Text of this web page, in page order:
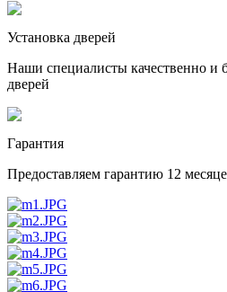
Установка дверей
Наши специалисты качественно и
дверей
Гарантия
Предоставляем гарантию 12